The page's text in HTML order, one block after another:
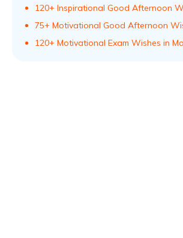
120+ Inspirational Good Afternoon
75+ Motivational Good Afternoon
120+ Motivational Exam Wishes in